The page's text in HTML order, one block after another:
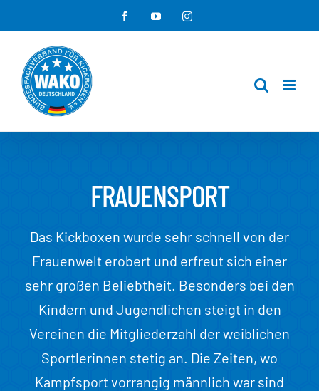
Inhalt
springen
FacebookYouTubeInstagram
FRAUENSPORT
Das Kickboxen wurde sehr schnell von der
Frauenwelt erobert und erfreut sich einer
sehr großen Beliebtheit. Besonders bei den
Kindern und Jugendlichen steigt in den
Vereinen die Mitgliederzahl der weiblichen
Sportlerinnen stetig an. Die Zeiten, wo
Kampfsport vorrangig männlich war sind